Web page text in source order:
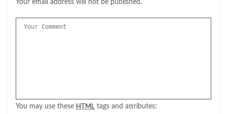
Your email address will not be published.
You may use these HTML tags and attributes: